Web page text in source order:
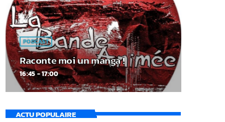
PODCAST
Raconte moi un manga !
16:45 - 17:00
ACTU POPULAIRE